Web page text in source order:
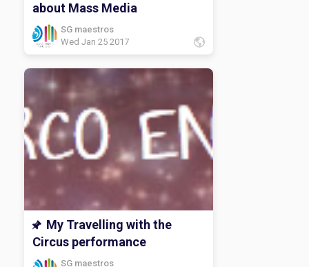
about Mass Media
SG maestros
Wed Jan 25 2017
My Travelling with the
Circus performance
SG maestros